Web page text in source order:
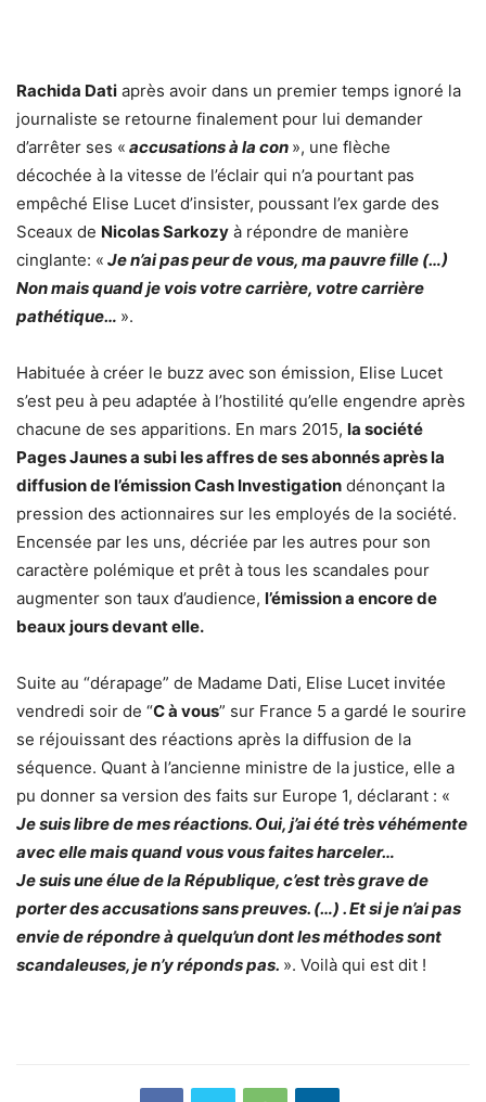
Rachida Dati après avoir dans un premier temps ignoré la
journaliste se retourne finalement pour lui demander
d’arrêter ses « accusations à la con », une flèche
décochée à la vitesse de l’éclair qui n’a pourtant pas
empêché Elise Lucet d’insister, poussant l’ex garde des
Sceaux de Nicolas Sarkozy à répondre de manière
cinglante: « Je n’ai pas peur de vous, ma pauvre fille (…)
Non mais quand je vois votre carrière, votre carrière
pathétique… ».
Habituée à créer le buzz avec son émission, Elise Lucet
s’est peu à peu adaptée à l’hostilité qu’elle engendre après
chacune de ses apparitions. En mars 2015, la société
Pages Jaunes a subi les affres de ses abonnés après la
diffusion de l’émission Cash Investigation dénonçant la
pression des actionnaires sur les employés de la société.
Encensée par les uns, décriée par les autres pour son
caractère polémique et prêt à tous les scandales pour
augmenter son taux d’audience, l’émission a encore de
beaux jours devant elle.
Suite au “dérapage” de Madame Dati, Elise Lucet invitée
vendredi soir de “C à vous” sur France 5 a gardé le sourire
se réjouissant des réactions après la diffusion de la
séquence. Quant à l’ancienne ministre de la justice, elle a
pu donner sa version des faits sur Europe 1, déclarant : «
Je suis libre de mes réactions. Oui, j’ai été très véhémente
avec elle mais quand vous vous faites harceler…
Je suis une élue de la République, c’est très grave de
porter des accusations sans preuves. (…) . Et si je n’ai pas
envie de répondre à quelqu’un dont les méthodes sont
scandaleuses, je n’y réponds pas. ». Voilà qui est dit !